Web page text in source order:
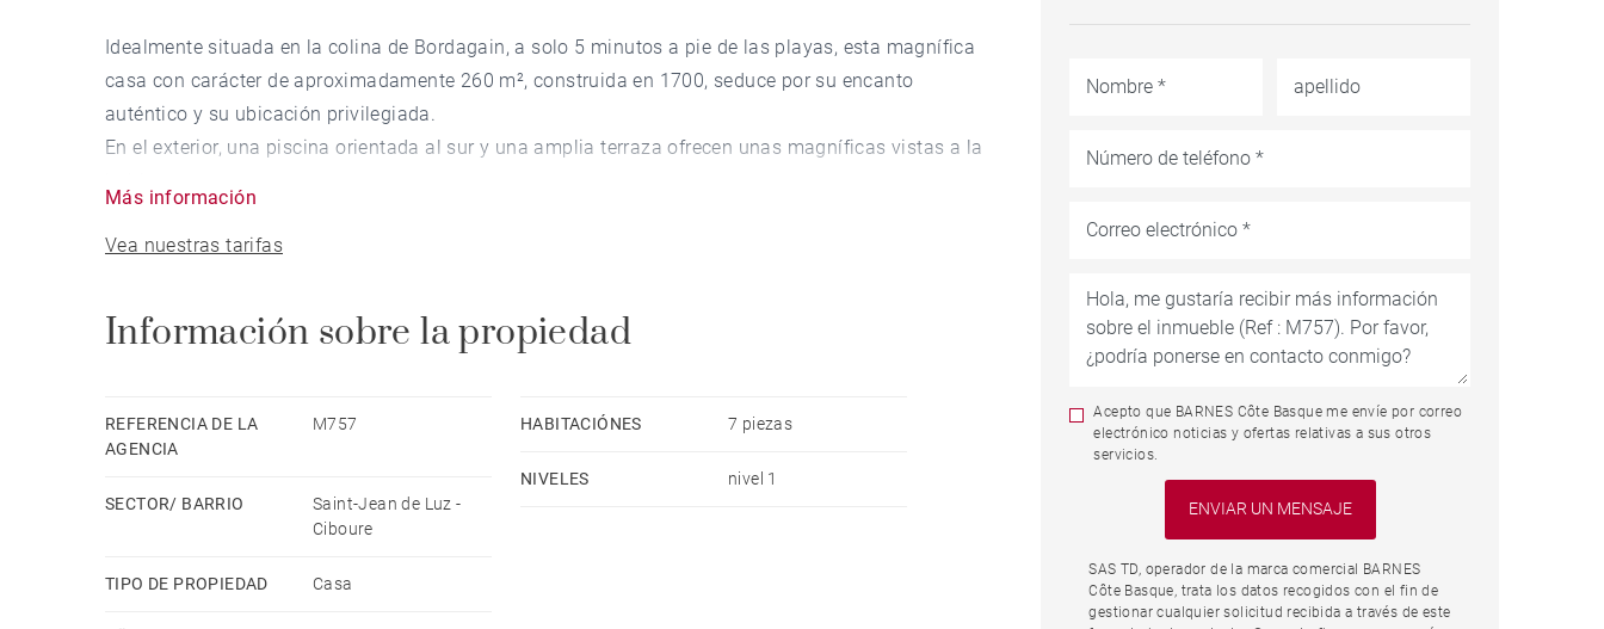
Idealmente situada en la colina de Bordagain, a solo 5 minutos a pie de las playas, esta magnífica
casa con carácter de aproximadamente 260 m², construida en 1700, seduce por su encanto
auténtico y su ubicación privilegiada.
En el exterior, una piscina orientada al sur y una amplia terraza ofrecen unas magníficas vistas a la
familiares y amigos con total privacidad.
Más información
Vea nuestras tarifas
Información sobre la propiedad
REFERENCIA DE LA
AGENCIA
M757
SECTOR/ BARRIO
Saint-Jean de Luz -
Ciboure
TIPO DE PROPIEDAD Casa
HABITACIÓNES 7 piezas
NIVELES nivel 1
Acepto que BARNES Côte Basque me envíe por correo
electrónico noticias y ofertas relativas a sus otros
servicios.
SAS TD, operador de la marca comercial BARNES
Côte Basque, trata los datos recogidos con el fin de
gestionar cualquier solicitud recibida a través de este